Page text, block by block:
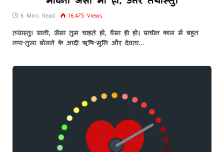
6 Mins Read 16,475 Views
तथास्तु! यानी, जैसा तुम चाहते हो, वैसा ही हो। प्राचीन काल में बहुत
नपा-तुला बोलने के आदी ऋषि-मुनि और देवता…